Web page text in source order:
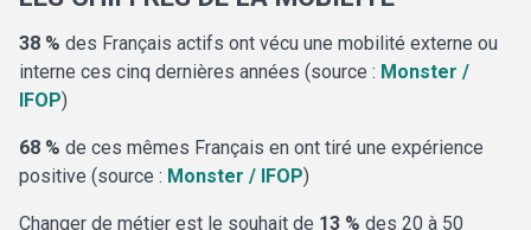
38 % des Français actifs ont vécu une mobilité externe ou
interne ces cinq dernières années (source : Monster /
IFOP)
68 % de ces mêmes Français en ont tiré une expérience
positive (source : Monster / IFOP)
Changer de métier est le souhait de 13 % des 20 à 50